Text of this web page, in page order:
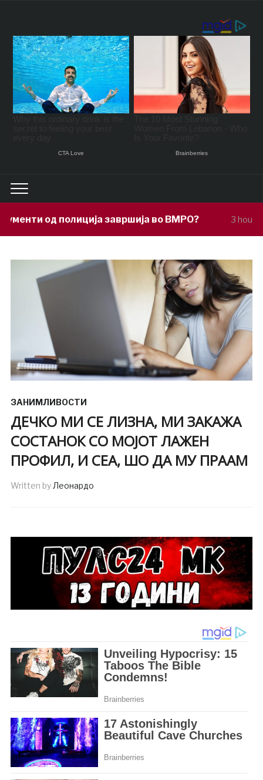
завршија во ВМРО? 3 hours ago Под
ЗАНИМЛИВОСТИ
ДЕЧКО МИ СЕ ЛИЗНА, МИ ЗАКАЖА
СОСТАНОК СО МОЈОТ ЛАЖЕН
ПРОФИЛ, И СЕА, ШО ДА МУ ПРААМ
Written byЛеонардо